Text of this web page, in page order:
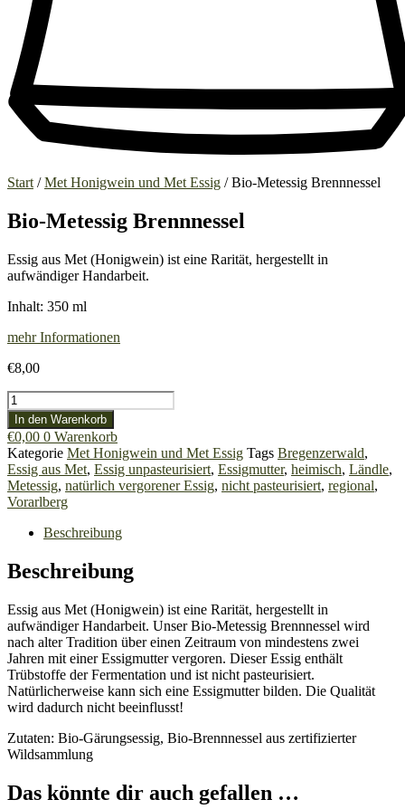
Start /Met Honigwein und Met Essig / Bio-Metessig Brennnessel
Bio-Metessig Brennnessel
Essig aus Met (Honigwein) ist eine Rarität, hergestellt in
aufwändiger Handarbeit.
Inhalt: 350 ml
mehr Informationen
€8,00
Bio-
Metessig
Brennnessel
Menge
In den Warenkorb
€0,00 0 Warenkorb
Kategorie Met Honigwein und Met Essig Tags Bregenzerwald,
Essig aus Met, Essig unpasteurisiert, Essigmutter, heimisch, Ländle,
Metessig, natürlich vergorener Essig, nicht pasteurisiert, regional,
Vorarlberg
Beschreibung
Beschreibung
Essig aus Met (Honigwein) ist eine Rarität, hergestellt in
aufwändiger Handarbeit. Unser Bio-Metessig Brennnessel wird
nach alter Tradition über einen Zeitraum von mindestens zwei
Jahren mit einer Essigmutter vergoren. Dieser Essig enthält
Trübstoffe der Fermentation und ist nicht pasteurisiert.
Natürlicherweise kann sich eine Essigmutter bilden. Die Qualität
wird dadurch nicht beeinflusst!
Zutaten: Bio-Gärungsessig, Bio-Brennnessel aus zertifizierter
Wildsammlung
Das könnte dir auch gefallen …